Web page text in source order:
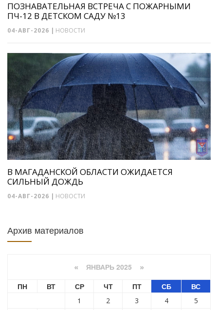
ПОЗНАВАТЕЛЬНАЯ ВСТРЕЧА С ПОЖАРНЫМИ
ПЧ-12 В ДЕТСКОМ САДУ №13
04-АВГ-2026 | НОВОСТИ
В МАГАДАНСКОЙ ОБЛАСТИ ОЖИДАЕТСЯ
СИЛЬНЫЙ ДОЖДЬ
04-АВГ-2026 | НОВОСТИ
Архив материалов
« ЯНВАРЬ 2025 »
ПН ВТ СР ЧТ ПТ СБ
ВС
1
2 3 4 5